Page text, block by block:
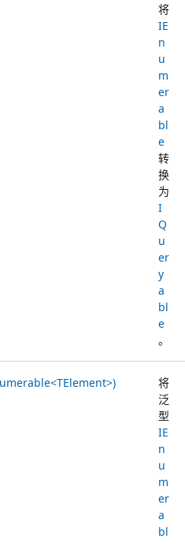
将
IE
n
u
m
er
a
bl
e
转
换
为
I
Q
u
er
y
a
bl
e
。
将
泛
型
IE
n
u
m
er
a
bl